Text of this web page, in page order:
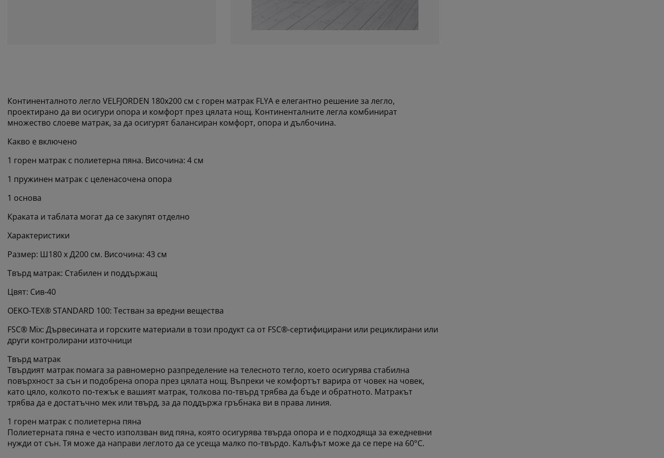
Континенталното легло VELFJORDEN 180x200 см с горен матрак FLYA е елегантно решение за легло,
проектирано да ви осигури опора и комфорт през цялата нощ. Континенталните легла комбинират
множество слоеве матрак, за да осигурят балансиран комфорт, опора и дълбочина.
Какво е включено
1 горен матрак с полиетерна пяна. Височина: 4 см
1 пружинен матрак с целенасочена опора
1 основа
Краката и таблата могат да се закупят отделно
Характеристики
Размер: Ш180 x Д200 см. Височина: 43 см
Твърд матрак: Стабилен и поддържащ
Цвят: Сив-40
OEKO-TEX® STANDARD 100: Тестван за вредни вещества
FSC® Mix: Дървесината и горските материали в този продукт са от FSC®-сертифицирани или рециклирани или
други контролирани източници
Твърд матрак
Твърдият матрак помага за равномерно разпределение на телесното тегло, което осигурява стабилна
повърхност за сън и подобрена опора през цялата нощ. Въпреки че комфортът варира от човек на човек,
като цяло, колкото по-тежък е вашият матрак, толкова по-твърд трябва да бъде и обратното. Матракът
трябва да е достатъчно мек или твърд, за да поддържа гръбнака ви в права линия.
1 горен матрак с полиетерна пяна
Полиетерната пяна е често използван вид пяна, която осигурява твърда опора и е подходяща за ежедневни
нужди от сън. Тя може да направи леглото да се усеща малко по-твърдо. Калъфът може да се пере на 60°C.